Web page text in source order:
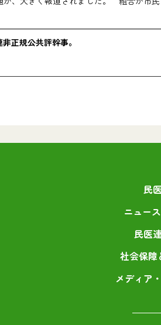
正規公共評幹事。
民
ニュー
民医
社会保障
メディア